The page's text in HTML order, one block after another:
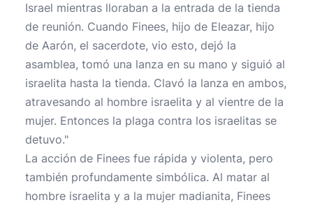
Israel mientras lloraban a la entrada de la tienda
de reunión. Cuando Finees, hijo de Eleazar, hijo
de Aarón, el sacerdote, vio esto, dejó la
asamblea, tomó una lanza en su mano y siguió al
israelita hasta la tienda. Clavó la lanza en ambos,
atravesando al hombre israelita y al vientre de la
mujer. Entonces la plaga contra los israelitas se
detuvo."
La acción de Finees fue rápida y violenta, pero
también profundamente simbólica. Al matar al
hombre israelita y a la mujer madianita, Finees